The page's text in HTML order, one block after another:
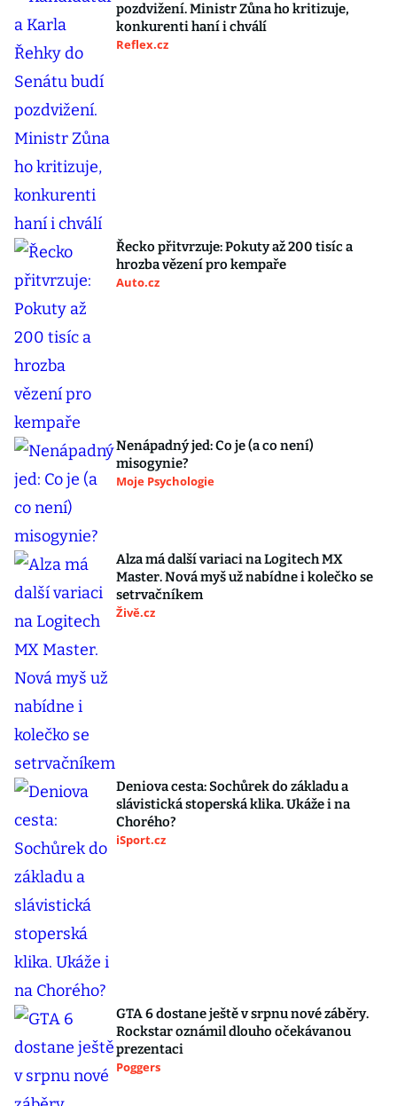
pozdvižení. Ministr Zůna ho kritizuje,
konkurenti haní i chválí
Reflex.cz
Řecko přitvrzuje: Pokuty až 200 tisíc a
hrozba vězení pro kempaře
Auto.cz
Nenápadný jed: Co je (a co není)
misogynie?
Moje Psychologie
Alza má další variaci na Logitech MX
Master. Nová myš už nabídne i kolečko se
setrvačníkem
Živě.cz
Deniova cesta: Sochůrek do základu a
slávistická stoperská klika. Ukáže i na
Chorého?
iSport.cz
GTA 6 dostane ještě v srpnu nové záběry.
Rockstar oznámil dlouho očekávanou
prezentaci
Poggers